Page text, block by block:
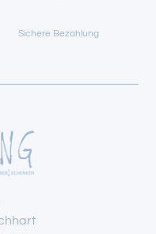
Sichere Bezahlung